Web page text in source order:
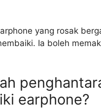
yang rosak
Ia boleh
earphone?